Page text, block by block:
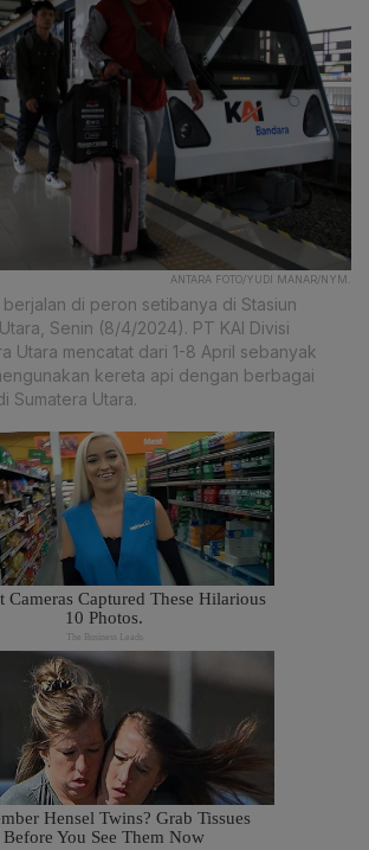
ANTARA FOTO/YUDI MANAR/NYM.
di peron setibanya di Stasiun
Senin (8/4/2024). PT KAI Divisi
Utara mencatat dari 1-8 April sebanyak
kereta api dengan berbagai
Sumatera Utara.